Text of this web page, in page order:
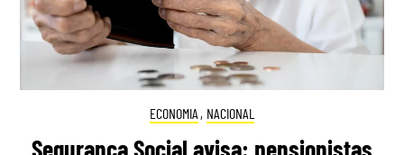
ECONOMIA , NACIONAL
Segurança Social avisa: pensionistas